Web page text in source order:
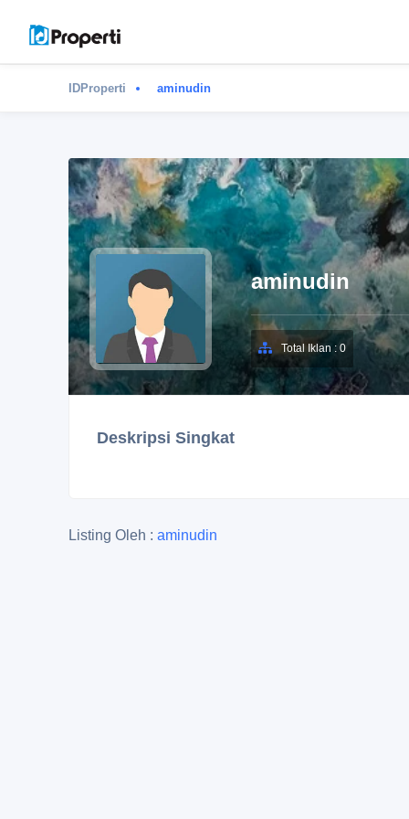
IDProperti aminudin
aminudin
Total Iklan : 0
Deskripsi Singkat
Listing Oleh : aminudin